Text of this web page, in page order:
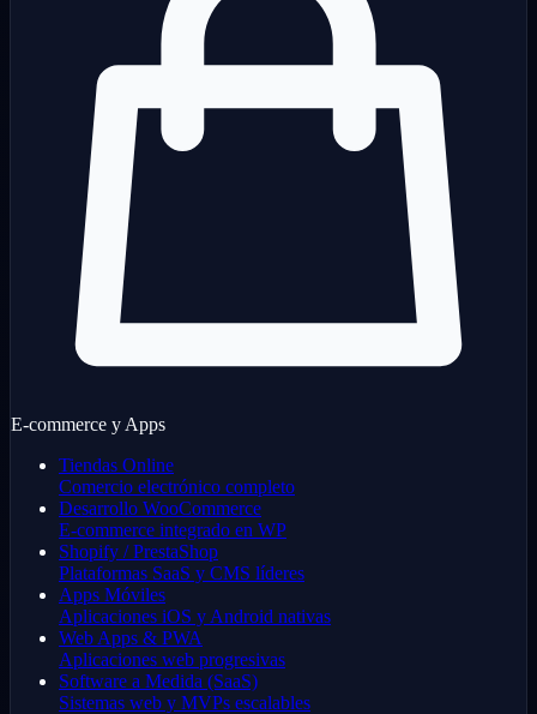
E-commerce y Apps
Tiendas Online
Comercio electrónico completo
Desarrollo WooCommerce
E-commerce integrado en WP
Shopify / PrestaShop
Plataformas SaaS y CMS líderes
Apps Móviles
Aplicaciones iOS y Android nativas
Web Apps & PWA
Aplicaciones web progresivas
Software a Medida (SaaS)
Sistemas web y MVPs escalables